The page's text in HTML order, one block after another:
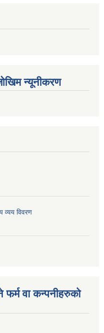
न्यूनीकरण
व्यय विवरण
वा कन्पनीहरुको